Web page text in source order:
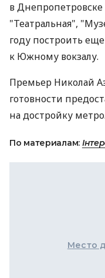
в
"Театральная",
году построить
к Южному вокзалу.
Премьер Николай
готовности
на достройку метро.
По материалам:
Место